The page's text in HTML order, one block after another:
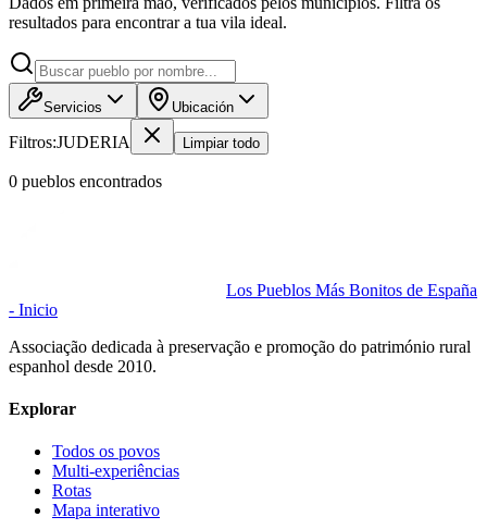
resultados para encontrar a tua vila ideal.
Servicios Ubicación
Filtros:JUDERIA Limpiar todo
0 pueblos encontrados
Los Pueblos Más Bonitos de España
- Inicio
Associação dedicada à preservação e promoção do património rural
espanhol desde 2010.
Explorar
Todos os povos
Multi-experiências
Rotas
Mapa interativo